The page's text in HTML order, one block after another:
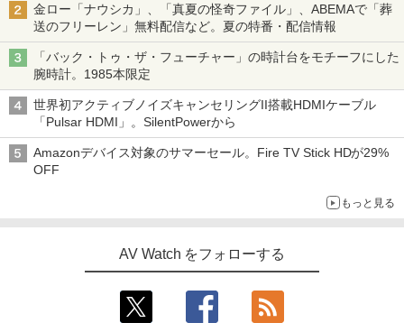
金ロー「ナウシカ」、「真夏の怪奇ファイル」、ABEMAで「葬
送のフリーレン」無料配信など。夏の特番・配信情報
「バック・トゥ・ザ・フューチャー」の時計台をモチーフにした
腕時計。1985本限定
世界初アクティブノイズキャンセリングII搭載HDMIケーブル
「Pulsar HDMI」。SilentPowerから
Amazonデバイス対象のサマーセール。Fire TV Stick HDが29%
OFF
もっと見る
AV Watch をフォローする